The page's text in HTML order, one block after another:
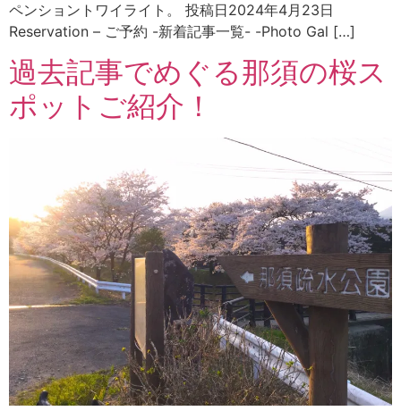
ペンショントワイライト。 投稿日2024年4月23日
Reservation – ご予約 -新着記事一覧- -Photo Gal […]
過去記事でめぐる那須の桜ス
ポットご紹介！